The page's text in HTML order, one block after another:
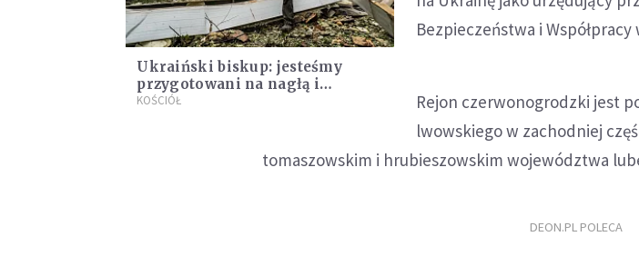
Ukraiński biskup: jesteśmy
przygotowani na nagłą i
niespodziewaną śmierć
KOŚCIÓŁ
Bezpieczeństwa i Współpracy
Rejon czerwonogrodzki jest
lwowskiego w zachodniej
tomaszowskim i hrubieszowskim województwa
DEON.PL POLECA